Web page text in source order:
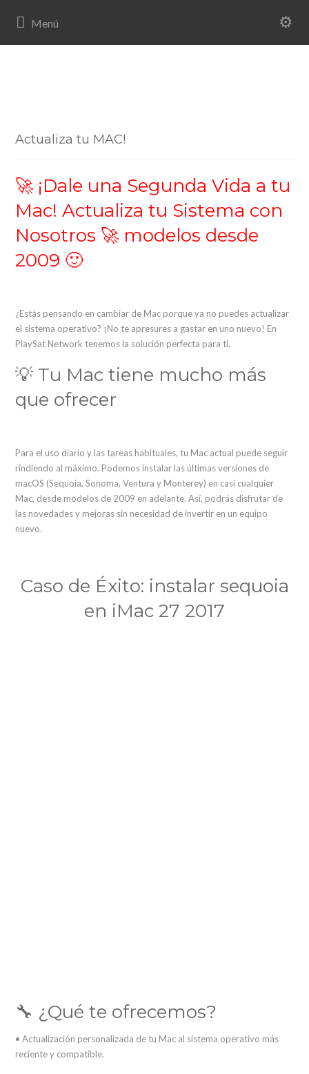
Actualiza tu MAC!
🚀 ¡Dale una Segunda Vida a tu
Mac! Actualiza tu Sistema con
Nosotros 🚀 modelos desde
2009 🙂
¿Estás pensando en cambiar de Mac porque ya no puedes actualizar
el sistema operativo? ¡No te apresures a gastar en uno nuevo! En
PlaySat Network tenemos la solución perfecta para ti.
💡 Tu Mac tiene mucho más
que ofrecer
Para el uso diario y las tareas habituales, tu Mac actual puede seguir
rindiendo al máximo. Podemos instalar las últimas versiones de
macOS (Sequoia, Sonoma, Ventura y Monterey) en casi cualquier
Mac, desde modelos de 2009 en adelante. Así, podrás disfrutar de
las novedades y mejoras sin necesidad de invertir en un equipo
nuevo.
Caso de Éxito: instalar sequoia
en iMac 27 2017
🔧 ¿Qué te ofrecemos?
• Actualización personalizada de tu Mac al sistema operativo más
reciente y compatible.